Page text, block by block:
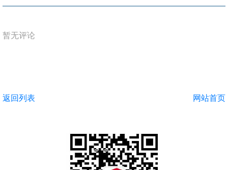
暂无评论
返回列表 网站首页